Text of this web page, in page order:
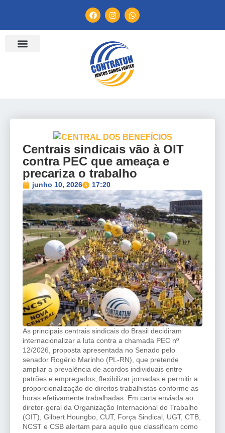
Centrais sindicais vão à OIT
contra PEC que ameaça e
precariza o trabalho
junho 10, 2026 17:20
As principais centrais sindicais do Brasil decidiram
internacionalizar a luta contra a chamada PEC nº
12/2026, proposta apresentada no Senado pelo
senador Rogério Marinho (PL-RN), que pretende
ampliar a prevalência de acordos individuais entre
patrões e empregados, flexibilizar jornadas e permitir a
proporcionalização de direitos trabalhistas conforme as
horas efetivamente trabalhadas. Em carta enviada ao
diretor-geral da Organização Internacional do Trabalho
(OIT), Gilbert Houngbo, CUT, Força Sindical, UGT, CTB,
NCST e CSB alertam para aquilo que classificam como